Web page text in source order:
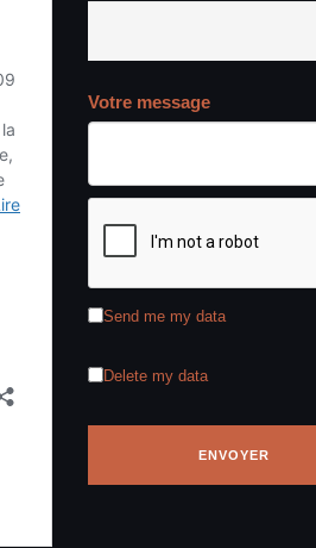
Votre message
Send me my data
Delete my data